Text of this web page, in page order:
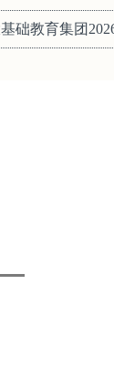
础教育集团